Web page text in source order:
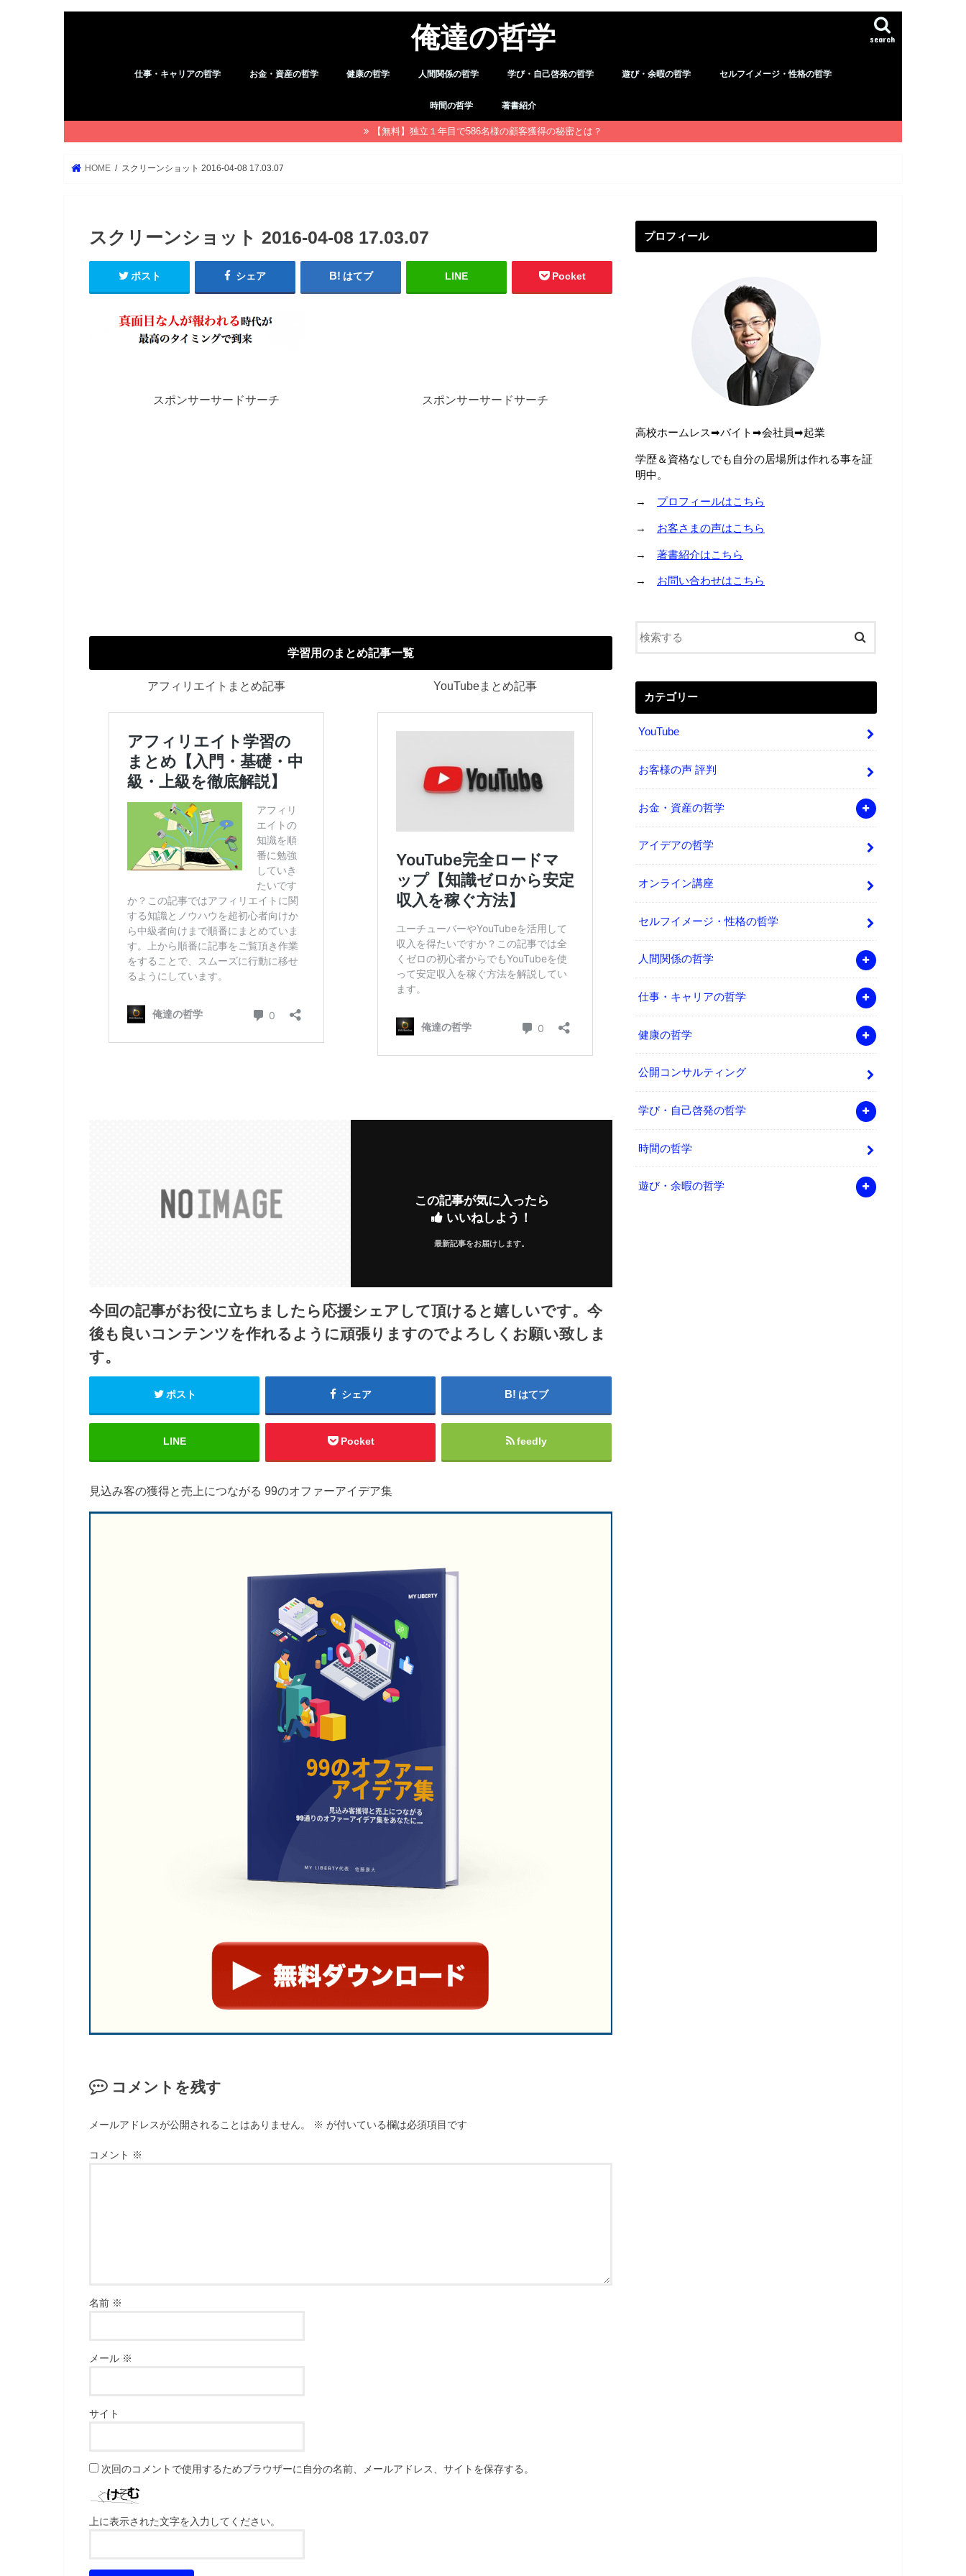
俺達の哲学 search
仕事・キャリアの哲学 お金・資産の哲学 健康の哲学 人間関係の哲学
職場・仕事
学び・自己啓発の哲学
習慣
遊び・余暇の哲学 セルフイメージ・性格の哲学
時間の哲学 著書紹介
【無料】独立１年目で586名様の顧客獲得の秘密とは？
HOME スクリーンショット 2016-04-08 17.03.07
スクリーンショット 2016-04-08 17.03.07
ポスト シェア はてブ LINE Pocket
スポンサーサードサーチ スポンサーサードサーチ
学習用のまとめ記事一覧
アフィリエイトまとめ記事 YouTubeまとめ記事
この記事が気に入ったら
いいねしよう！
最新記事をお届けします。
今回の記事がお役に立ちましたら応援シェアして頂けると嬉しいです。今
後も良いコンテンツを作れるように頑張りますのでよろしくお願い致しま
す。
ポスト シェア はてブ
LINE Pocket feedly
見込み客の獲得と売上につながる 99のオファーアイデア集
コメントを残す
メールアドレスが公開されることはありません。 ※ が付いている欄は必須項目です
コメント ※
名前 ※
メール ※
サイト
次回のコメントで使用するためブラウザーに自分の名前、メールアドレス、サイトを保存する。
上に表示された文字を入力してください。
プロフィール
高校ホームレス➡︎バイト➡︎会社員➡︎起業
学歴＆資格なしでも自分の居場所は作れる事を証
明中。
→ プロフィールはこちら
→ お客さまの声はこちら
→ 著書紹介はこちら
→ お問い合わせはこちら
カテゴリー
YouTube
お客様の声 評判
お金・資産の哲学
アイデアの哲学
オンライン講座
セルフイメージ・性格の哲学
人間関係の哲学
仕事・キャリアの哲学
健康の哲学
公開コンサルティング
学び・自己啓発の哲学
時間の哲学
遊び・余暇の哲学